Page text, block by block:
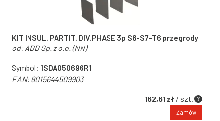
KIT INSUL. PARTIT. DIV.PHASE 3p S6-S7-T6 przegrody
od: ABB Sp. z o.o. (NN)
Symbol: 1SDA050696R1
EAN:8015644509903
162,61 zł / szt.
Zamów